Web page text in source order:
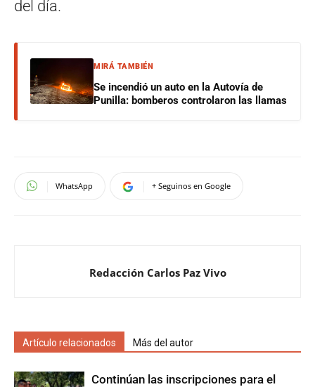
del día.
MIRÁ TAMBIÉN
Se incendió un auto en la Autovía de
Punilla: bomberos controlaron las llamas
WhatsApp + Seguinos en Google
Redacción Carlos Paz Vivo
Artículo relacionados Más del autor
Continúan las inscripciones para el